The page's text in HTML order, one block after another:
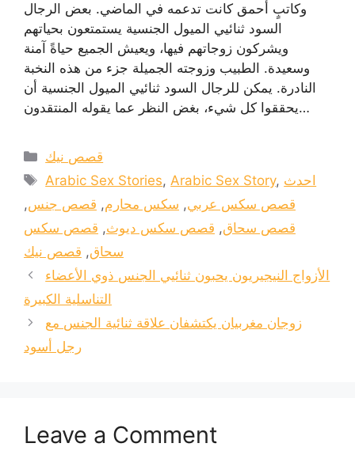
وكاتبٍ أحمق كانت تدعمه في الماضي. بعض الرجال
السود ثنائيي الميول الجنسية يستمتعون بحياتهم
ويشركون زوجاتهم فيها، ويعيش الجميع حياةً آمنة
وسعيدة. الطبيب وزوجته الجميلة جزء من هذه النخبة
النادرة. يمكن للرجال السود ثنائيي الميول الجنسية أن
يحققوا كل شيء، بغض النظر عما يقوله المنتقدون…
Categories
قصص نيك
Tags
Arabic Sex Stories,Arabic Sex Story, احدث
قصص سكس عربي, سكس محارم, قصص جنس,
قصص سحاق, قصص سكس ديوث, قصص سكس
سحاق, قصص نيك
الأزواج النيجيريون يحبون ثنائيي الجنس ذوي الأعضاء
التناسلية الكبيرة
زوجان مغربيان يكتشفان علاقة ثنائية الجنس مع
رجل أسود
Leave a Comment